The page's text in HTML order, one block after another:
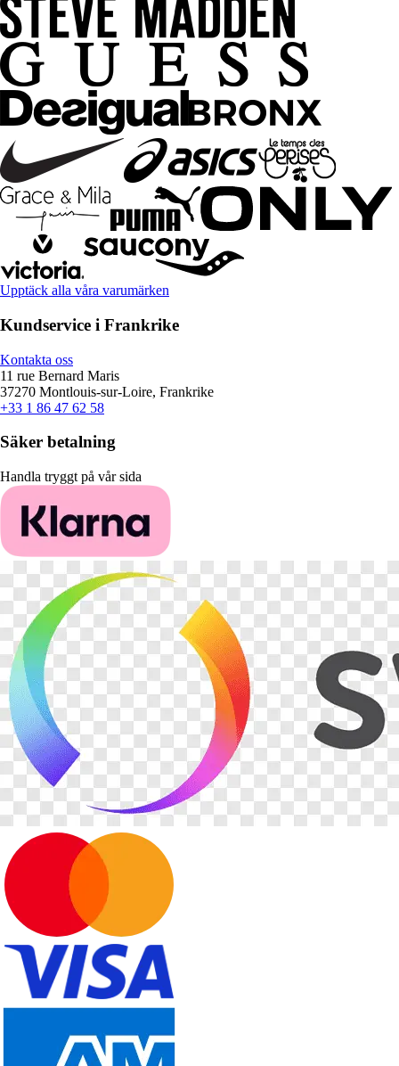
Upptäck alla våra varumärken
Kundservice i Frankrike
Kontakta oss
11 rue Bernard Maris
37270 Montlouis-sur-Loire, Frankrike
+33 1 86 47 62 58
Säker betalning
Handla tryggt på vår sida